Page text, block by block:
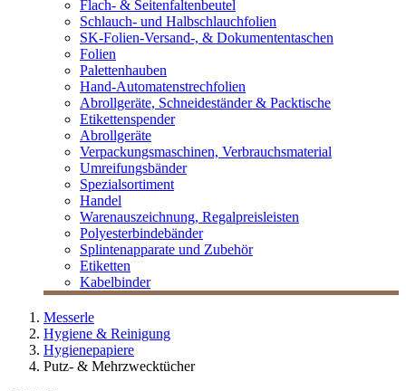
Flach- & Seitenfaltenbeutel
Schlauch- und Halbschlauchfolien
SK-Folien-Versand-, & Dokumententaschen
Folien
Palettenhauben
Hand-Automatenstrechfolien
Abrollgeräte, Schneideständer & Packtische
Etikettenspender
Abrollgeräte
Verpackungsmaschinen, Verbrauchsmaterial
Umreifungsbänder
Spezialsortiment
Handel
Warenauszeichnung, Regalpreisleisten
Polyesterbindebänder
Splintenapparate und Zubehör
Etiketten
Kabelbinder
Messerle
Hygiene & Reinigung
Hygienepapiere
Putz- & Mehrzwecktücher